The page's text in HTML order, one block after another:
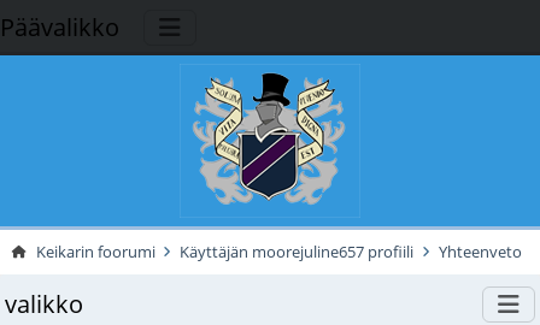
Päävalikko
Keikarin foorumi Käyttäjän moorejuline657 profiili Yhteenveto
valikko